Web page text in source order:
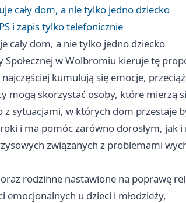
cały dom, a nie tylko jedno dziecko
i zapis tylko telefonicznie
cały dom, a nie tylko jedno dziecko
Społecznej w Wolbromiu kieruje tę
kumulują się emocje,
mogą skorzystać osoby, które mierzą
z sytuacjami, w których dom przestaje
i ma pomóc zarówno dorosłym, jak i
związanych z problemami
rodzinne nastawione na poprawę
emocjonalnych u dzieci i młodzieży,